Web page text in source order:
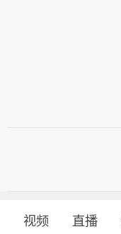
视频 直播